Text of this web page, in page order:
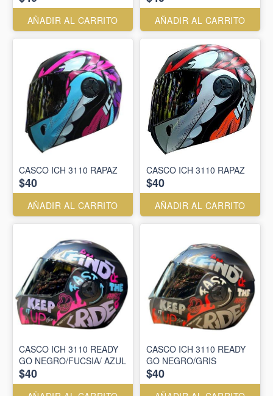
AÑADIR AL CARRITO AÑADIR AL CARRITO
CASCO ICH 3110 RAPAZ
$40
AÑADIR AL CARRITO
CASCO ICH 3110 RAPAZ
$40
AÑADIR AL CARRITO
CASCO ICH 3110 READY
GO NEGRO/FUCSIA/ AZUL
$40
CASCO ICH 3110 READY
GO NEGRO/GRIS
$40